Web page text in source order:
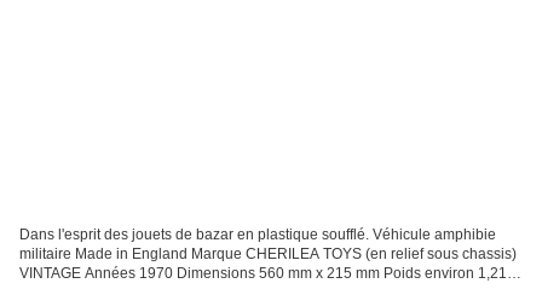
Dans l'esprit des jouets de bazar en plastique soufflé. Véhicule amphibie
militaire Made in England Marque CHERILEA TOYS (en relief sous chassis)
VINTAGE Années 1970 Dimensions 560 mm x 215 mm Poids environ 1,210